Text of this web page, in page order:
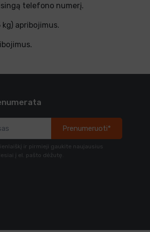
telefono numerį.
apribojimus.
Prenumeruoti*
ir pirmieji gaukite naujausius
į el. pašto dėžutę.